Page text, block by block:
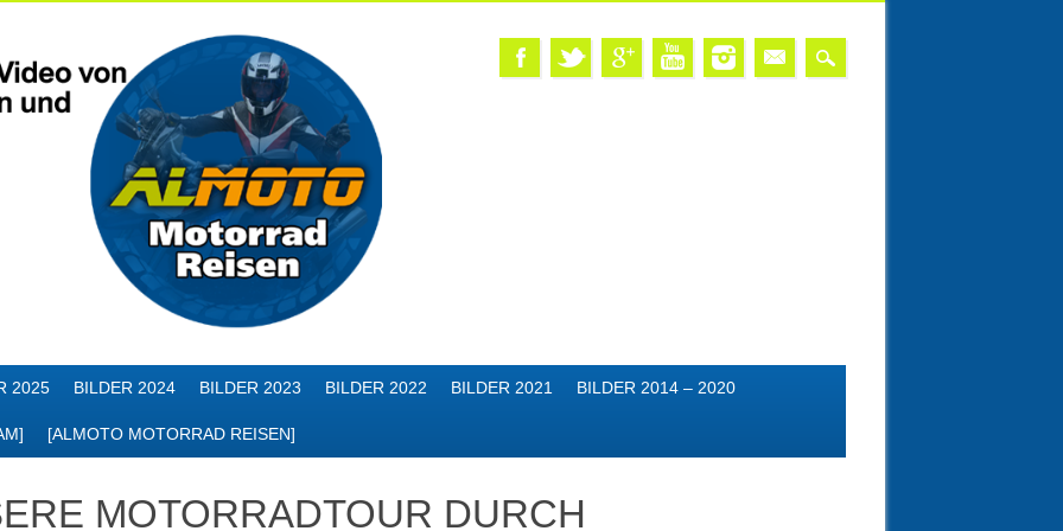
2025 BILDER 2024 BILDER 2023 BILDER 2022 BILDER 2021 BILDER 2014 – 2020
[ALMOTO MOTORRAD REISEN]
MOTORRADTOUR DURCH